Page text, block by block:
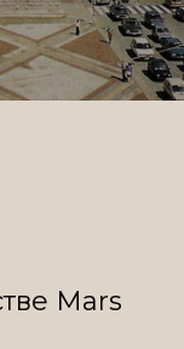
Mars